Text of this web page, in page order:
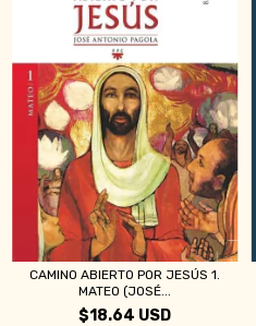
CAMINO ABIERTO POR JESÚS 1.
MATEO (JOSÉ...
$18.64 USD